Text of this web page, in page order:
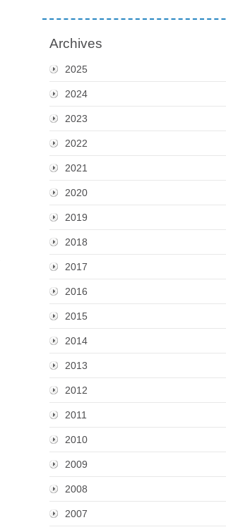
Archives
2025
2024
2023
2022
2021
2020
2019
2018
2017
2016
2015
2014
2013
2012
2011
2010
2009
2008
2007